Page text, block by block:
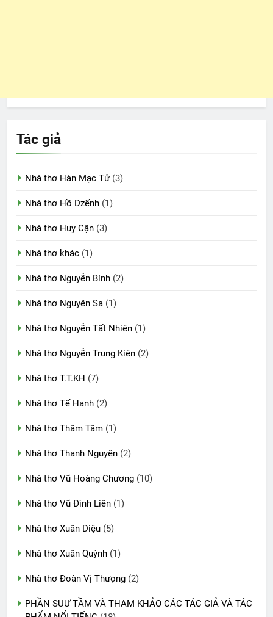
Tác giả
Nhà thơ Hàn Mạc Tử(3)
Nhà thơ Hồ Dzếnh (1)
Nhà thơ Huy Cận (3)
Nhà thơ khác (1)
Nhà thơ Nguyễn Bính (2)
Nhà thơ Nguyên Sa (1)
Nhà thơ Nguyễn Tất Nhiên (1)
Nhà thơ Nguyễn Trung Kiên (2)
Nhà thơ T.T.KH (7)
Nhà thơ Tế Hanh (2)
Nhà thơ Thâm Tâm (1)
Nhà thơ Thanh Nguyên (2)
Nhà thơ Vũ Hoàng Chương (10)
Nhà thơ Vũ Đình Liên (1)
Nhà thơ Xuân Diệu (5)
Nhà thơ Xuân Quỳnh (1)
Nhà thơ Đoàn Vị Thưọng (2)
PHẦN SUƯ TẦM VÀ THAM KHẢO CÁC TÁC GIẢ VÀ TÁC